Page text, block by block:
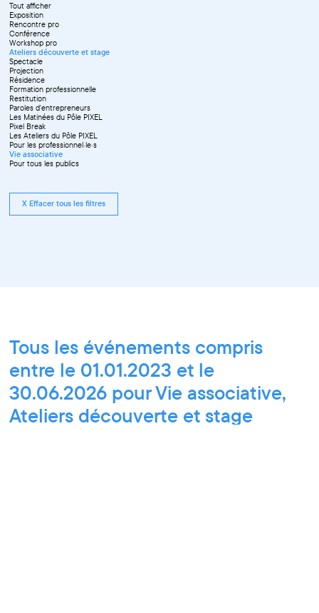
Tout afficher
Exposition
Rencontre pro
Conférence
Workshop pro
Ateliers découverte et stage
Spectacle
Projection
Résidence
Formation professionnelle
Restitution
Paroles d'entrepreneurs
Les Matinées du Pôle PIXEL
Pixel Break
Les Ateliers du Pôle PIXEL
Pour les professionnel·le·s
Vie associative
Pour tous les publics
X Effacer tous les filtres
Tous les événements compris
entre le 01.01.2023 et le
30.06.2026 pour Vie associative,
Ateliers découverte et stage